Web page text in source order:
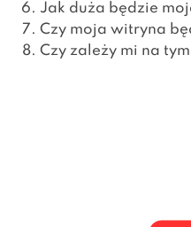
Jak duża będzie
Czy moja witryna
Czy zależy mi na